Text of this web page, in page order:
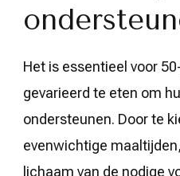
Het is essentieel voor
gevarieerd te eten om
ondersteunen. Door te
evenwichtige
lichaam van de nodige